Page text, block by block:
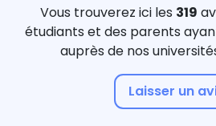
Vous trouverez ici les 319
étudiants et des parents
auprès de nos
Laisser un